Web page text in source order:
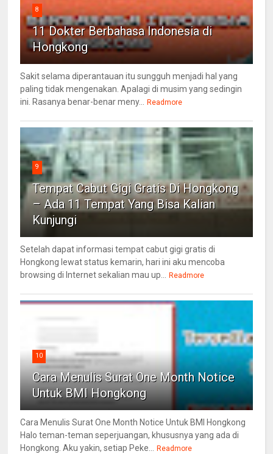
8
11 Dokter Berbahasa Indonesia di
Hongkong
Sakit selama diperantauan itu sungguh menjadi hal yang
paling tidak mengenakan. Apalagi di musim yang sedingin
ini. Rasanya benar-benar meny... Readmore
9
Tempat Cabut Gigi Gratis Di Hongkong
– Ada 11 Tempat Yang Bisa Kalian
Kunjungi
Setelah dapat informasi tempat cabut gigi gratis di
Hongkong lewat status kemarin, hari ini aku mencoba
browsing di Internet sekalian mau up... Readmore
10
Cara Menulis Surat One Month Notice
Untuk BMI Hongkong
Cara Menulis Surat One Month Notice Untuk BMI Hongkong
Halo teman-teman seperjuangan, khususnya yang ada di
Hongkong. Aku yakin, setiap Peke... Readmore